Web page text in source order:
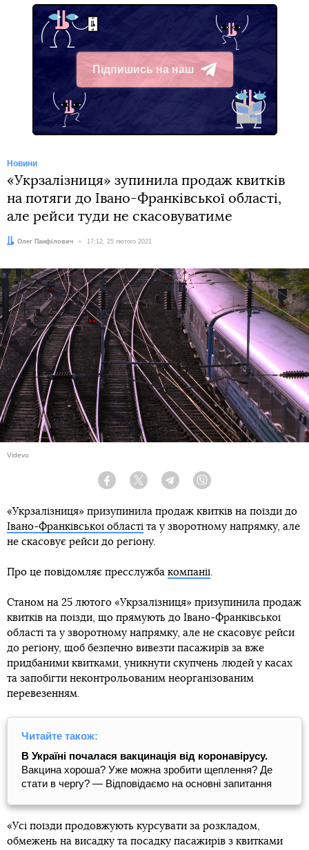
Підпишись на наш
Telegram
Новини
«Укрзалізниця» зупинила продаж квитків
на потяги до Івано-Франківської області,
але рейси туди не скасовуватиме
Автор:
Олег Панфілович Дата:
17:12, 25 лютого 2021
Videvo
Facebook Twitter Telegram
«Укрзалізниця» призупинила продаж квитків на поїзди до
Івано-Франківської області та у зворотному напрямку, але
не скасовує рейси до регіону.
Про це повідомляє пресслужба компанії
Станом на 25 лютого «Укрзалізниця» призупинила продаж
квитків на поїзди, що прямують до Івано-Франківської
області та у зворотному напрямку, але не скасовує рейси
до регіону, щоб безпечно вивезти пасажирів за вже
придбаними квитками, уникнути скупчень людей у касах
та запобігти неконтрольованим неорганізованим
перевезенням.
Читайте також:
В Україні почалася вакцинація від коронавірусу.
Вакцина хороша? Уже можна зробити щеплення? Де
стати в чергу? — Відповідаємо на основні запитання
«Усі поїзди продовжують курсувати за розкладом,
обмежень на висадку та посадку пасажирів з квитками